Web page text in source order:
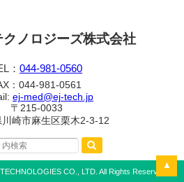
ノロジーズ株式会社
： 044-981-0560
：044-981-0561
ej-med@ej-tech.jp
〒215-0033
崎市麻生区栗木2-3-12
CO., LTD. All Rights Reserved.
▲